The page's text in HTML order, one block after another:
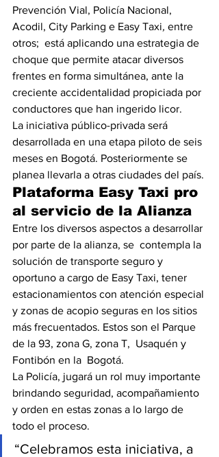
Prevención Vial, Policía Nacional,
Acodil, City Parking e Easy Taxi, entre
otros;  está aplicando una estrategia de
choque que permite atacar diversos
frentes en forma simultánea, ante la
creciente accidentalidad propiciada por
conductores que han ingerido licor.
La iniciativa público-privada será
desarrollada en una etapa piloto de seis
meses en Bogotá. Posteriormente se
planea llevarla a otras ciudades del país.
Plataforma Easy Taxi pro
al servicio de la Alianza
Entre los diversos aspectos a desarrollar
por parte de la alianza, se  contempla la
solución de transporte seguro y
oportuno a cargo de Easy Taxi, tener
estacionamientos con atención especial
y zonas de acopio seguras en los sitios
más frecuentados. Estos son el Parque
de la 93, zona G, zona T,  Usaquén y
Fontibón en la  Bogotá.
La Policía, jugará un rol muy importante
brindando seguridad, acompañamiento
y orden en estas zonas a lo largo de
todo el proceso.
“Celebramos esta iniciativa, a